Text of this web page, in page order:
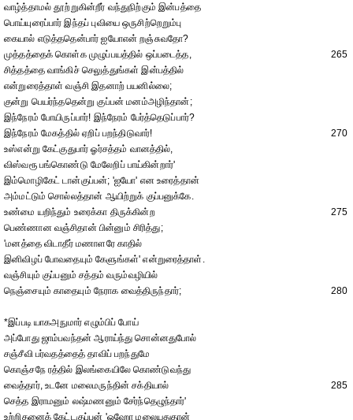
வாழ்த்தாமல் தூற்றுகின்றீர் வந்துநிற்கும் இன்பத்தை
பொய்யுரைப்பார் இந்தப் புவியை ஒருசிற்றெறும்பு
கையால் எடுத்ததென்பார் ஐயோஎன் றஞ்சுவதோ?
முத்தத்தைக் கொள்க முழுப்பயத்தில் ஒப்படைத்த,
265
சித்தத்தை வாங்கிச் செலுத்துங்கள் இன்பத்தில்
என்றுரைத்தாள் வஞ்சி இதனாற் பயனில்லை;
குன்று பெயர்ந்ததென்று குப்பன் மனம்அழிந்தான்;
இந்நேரம் போயிருப்பார்! இந்நேரம் பேர்த்தெடுப்பார்?
இந்நேரம் மேகத்தில் ஏறிப் பறந்திடுவார்!
270
உஸ்என்று கேட்குதுபார் ஓர்சத்தம் வானத்தில்,
விஸ்வரூ பங்கொண்டு மேலேறிப் பாய்கின்றார்'
இம்மொழிகேட் டான்குப்பன்; 'ஐயோ' என உரைத்தான்
அம்மட்டும் சொல்லத்தான் ஆயிற்றுக் குப்பனுக்கே.
உண்மை யறிந்தும் உரைக்கா திருக்கின்ற
275
பெண்ணான வஞ்சிதான் பின்னும் சிரித்து;
'மனத்தை விடாதீர் மணாளரே காதில்
இனிவிழப் போவதையும் கேளுங்கள்' என்றுரைத்தாள்.
வஞ்சியும் குப்பனும் சத்தம் வரும்வழியில்
நெஞ்சையும் காதையும் நேராக வைத்திருந்தார்;
280
*இப்படி யாகஅநுமார் எழும்பிப் போய்
அப்போது ஜாம்பவந்தன் ஆராய்ந்து சொன்னதுபோல்
சஞ்சீவி பர்வதத்தைத் தாவிப் பறந்துமே
கொஞ்சநே ரத்தில் இலங்கையிலே கொண்டுவந்து
வைத்தார், உடனே மலைமருந்தின் சக்தியால்
285
செத்த இராமனும் லஷ்மணனும் சேர்ந்தெழுந்தார்'
உற்றிதனைக் கேட்டகுப்பன் 'ஓஹோ மலையதுதான்